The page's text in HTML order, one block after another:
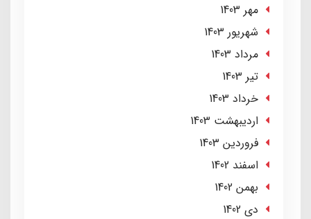
مهر 1403
شهریور 1403
مرداد 1403
تير 1403
خرداد 1403
ارديبهشت 1403
فروردین 1403
اسفند 1402
بهمن 1402
دی 1402